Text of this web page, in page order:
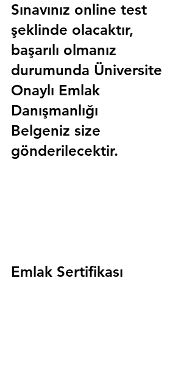
Sınavınız online test
şeklinde olacaktır,
başarılı olmanız
durumunda Üniversite
Onaylı Emlak
Danışmanlığı
Belgeniz size
gönderilecektir.
Emlak Sertifikası